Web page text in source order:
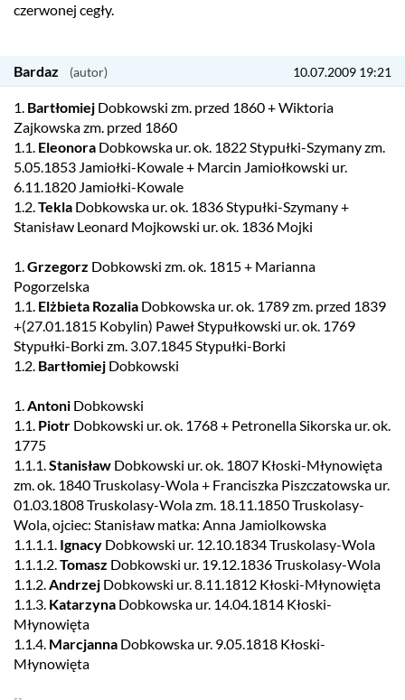
czerwonej cegły.
Bardaz 10.07.2009 19:21
1. Bartłomiej Dobkowski zm. przed 1860 + Wiktoria
Zajkowska zm. przed 1860
1.1. Eleonora Dobkowska ur. ok. 1822 Stypułki-Szymany zm.
5.05.1853 Jamiołki-Kowale + Marcin Jamiołkowski ur.
6.11.1820 Jamiołki-Kowale
1.2.Tekla Dobkowska ur. ok. 1836 Stypułki-Szymany +
Stanisław Leonard Mojkowski ur. ok. 1836 Mojki
1.Grzegorz Dobkowski zm. ok. 1815 + Marianna
Pogorzelska
1.1. Elżbieta Rozalia Dobkowska ur. ok. 1789 zm. przed 1839
+(27.01.1815 Kobylin) Paweł Stypułkowski ur. ok. 1769
Stypułki-Borki zm. 3.07.1845 Stypułki-Borki
1.2. Bartłomiej Dobkowski
1.Antoni Dobkowski
1.1. Piotr Dobkowski ur. ok. 1768 + Petronella Sikorska ur. ok.
1775
1.1.1.Stanisław Dobkowski ur. ok. 1807 Kłoski-Młynowięta
zm. ok. 1840 Truskolasy-Wola + Franciszka Piszczatowska ur.
01.03.1808 Truskolasy-Wola zm. 18.11.1850 Truskolasy-
Wola, ojciec: Stanisław matka: Anna Jamiolkowska
1.1.1.1. Ignacy Dobkowski ur. 12.10.1834 Truskolasy-Wola
1.1.1.2.Tomasz Dobkowski ur. 19.12.1836 Truskolasy-Wola
1.1.2.Andrzej Dobkowski ur. 8.11.1812 Kłoski-Młynowięta
1.1.3. Katarzyna Dobkowska ur. 14.04.1814 Kłoski-
Młynowięta
1.1.4. Marcjanna Dobkowska ur. 9.05.1818 Kłoski-
Młynowięta